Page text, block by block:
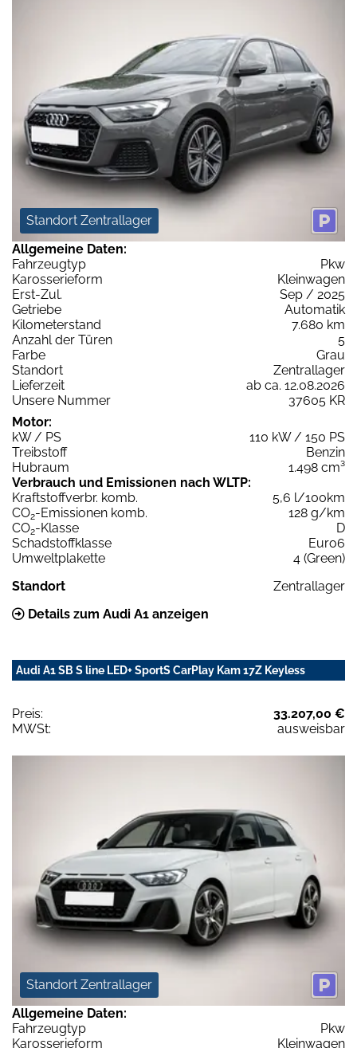
Standort Zentrallager
Allgemeine Daten:
Fahrzeugtyp
Pkw
Karosserieform
Kleinwagen
Erst-Zul.
Sep / 2025
Getriebe
Automatik
Kilometerstand
7.680 km
Anzahl der Türen
5
Farbe
Grau
Standort
Zentrallager
Lieferzeit
ab ca. 12.08.2026
Unsere Nummer
37605 KR
Motor:
kW / PS
110 kW / 150 PS
Treibstoff
Benzin
Hubraum
1.498 cm³
Verbrauch und Emissionen nach WLTP:
Kraftstoffverbr. komb.
5,6 l/100km
CO2-Emissionen komb.
128 g/km
CO2-Klasse
D
Schadstoffklasse
Euro6
Umweltplakette
4 (Green)
Standort
Zentrallager
Details zum Audi A1 anzeigen
Audi A1 SB S line LED+ SportS CarPlay Kam 17Z Keyless
Preis:
33.207,00 €
MWSt:
ausweisbar
Standort Zentrallager
Allgemeine Daten:
Fahrzeugtyp
Pkw
Karosserieform
Kleinwagen